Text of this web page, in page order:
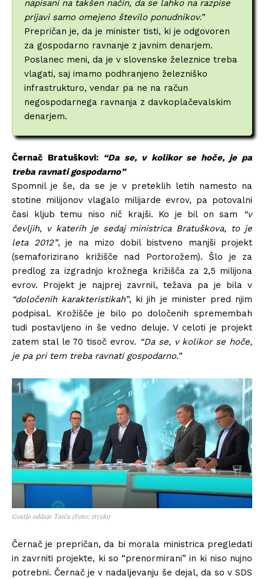
napisani na takšen način, da se lahko na razpise
prijavi samo omejeno število ponudnikov.”
Prepričan je, da je minister tisti, ki je odgovoren
za gospodarno ravnanje z javnim denarjem.
Poslanec meni, da je v slovenske železnice treba
vlagati, saj imamo podhranjeno železniško
infrastrukturo, vendar pa ne na račun
negospodarnega ravnanja z davkoplačevalskim
denarjem.
Černač Bratuškovi: “Da se, v kolikor se hoče, je pa
treba ravnati gospodarno”
Spomnil je še, da se je v preteklih letih namesto na
stotine milijonov vlagalo milijarde evrov, pa potovalni
časi kljub temu niso nič krajši. Ko je bil on sam
“v
čevljih, v katerih je sedaj ministrica Bratuškova, to je
leta 2012”, je na mizo dobil bistveno manjši projekt
(semaforizirano križišče nad Portorožem). Šlo je za
predlog za izgradnjo krožnega križišča za 2,5 milijona
evrov. Projekt je najprej zavrnil, težava pa je bila v
“določenih karakteristikah”, ki jih je minister pred njim
podpisal. Krožišče je bilo po določenih spremembah
tudi postavljeno in še vedno deluje. V celoti je projekt
zatem stal le 70 tisoč evrov. “Da se, v kolikor se hoče,
je pa pri tem treba ravnati gospodarno.”
Gostje oddaje Tarča (Foto: rtvslo)
Černač je prepričan, da bi morala ministrica pregledati
in zavrniti projekte, ki so “prenormirani” in ki niso nujno
potrebni. Černač je v nadaljevanju še dejal, da so v SDS